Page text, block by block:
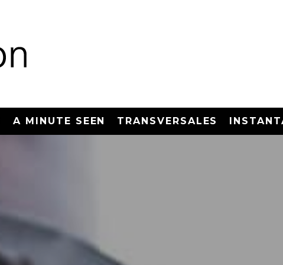
A MINUTE SEEN TRANSVERSALES